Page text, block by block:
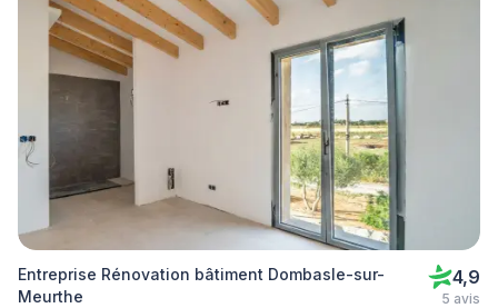
Entreprise Rénovation bâtiment Dombasle-sur-
Meurthe
4,9
5 avis